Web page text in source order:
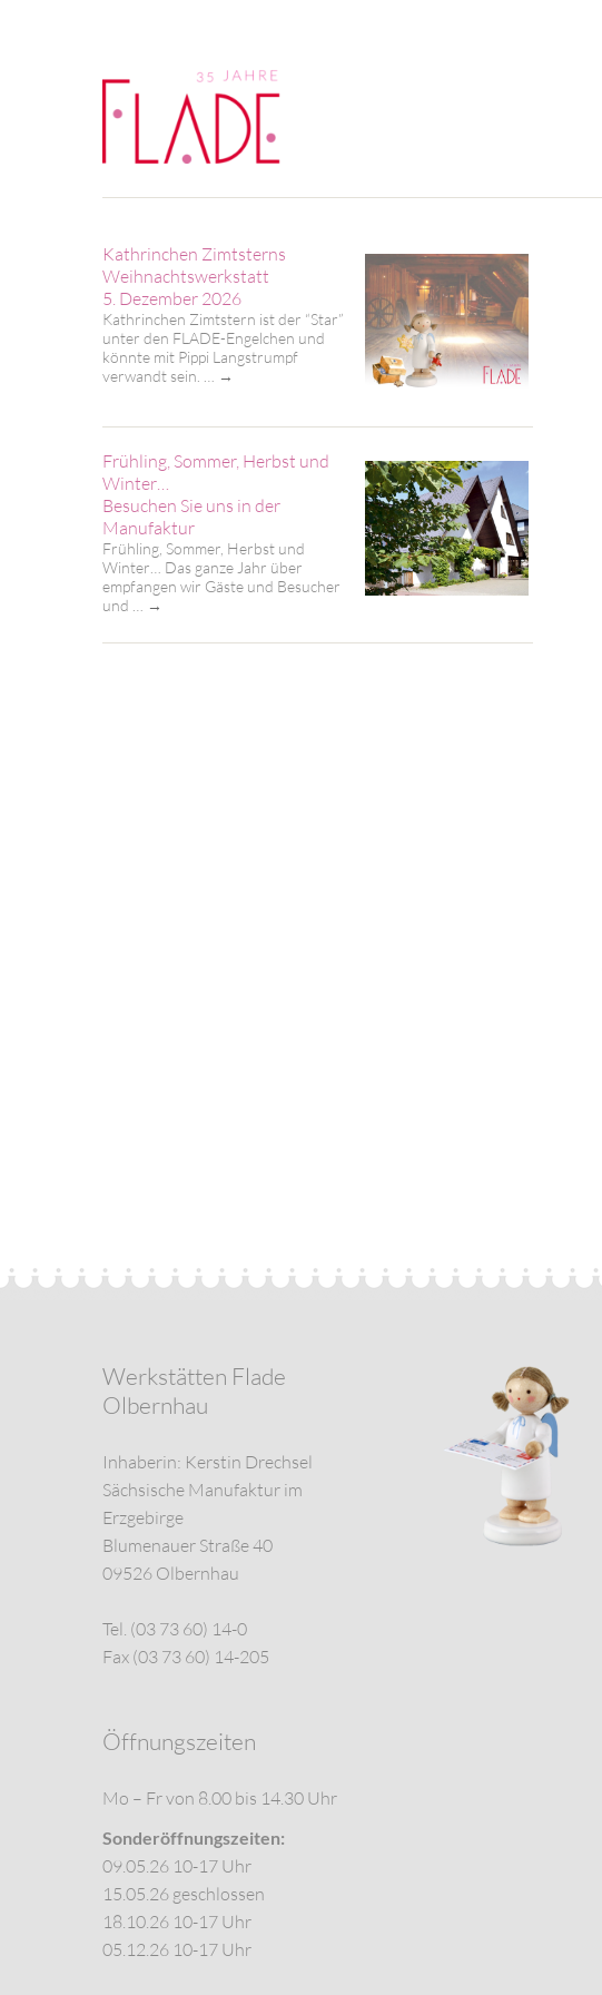
Kathrinchen Zimtsterns
Weihnachtswerkstatt
5. Dezember 2026
Kathrinchen Zimtstern ist der “Star”
unter den FLADE-Engelchen und
könnte mit Pippi Langstrumpf
verwandt sein. …
→
Frühling, Sommer, Herbst und
Winter…
Besuchen Sie uns in der
Manufaktur
Frühling, Sommer, Herbst und
Winter… Das ganze Jahr über
empfangen wir Gäste und Besucher
und …
→
Werkstätten Flade
Olbernhau
Inhaberin: Kerstin Drechsel
Sächsische Manufaktur im
Erzgebirge
Blumenauer Straße 40
09526 Olbernhau
Tel. (03 73 60) 14-0
Fax (03 73 60) 14-205
Öffnungszeiten
Mo – Fr von 8.00 bis 14.30 Uhr
Sonderöffnungszeiten:
09.05.26 10-17 Uhr
15.05.26 geschlossen
18.10.26 10-17 Uhr
05.12.26 10-17 Uhr